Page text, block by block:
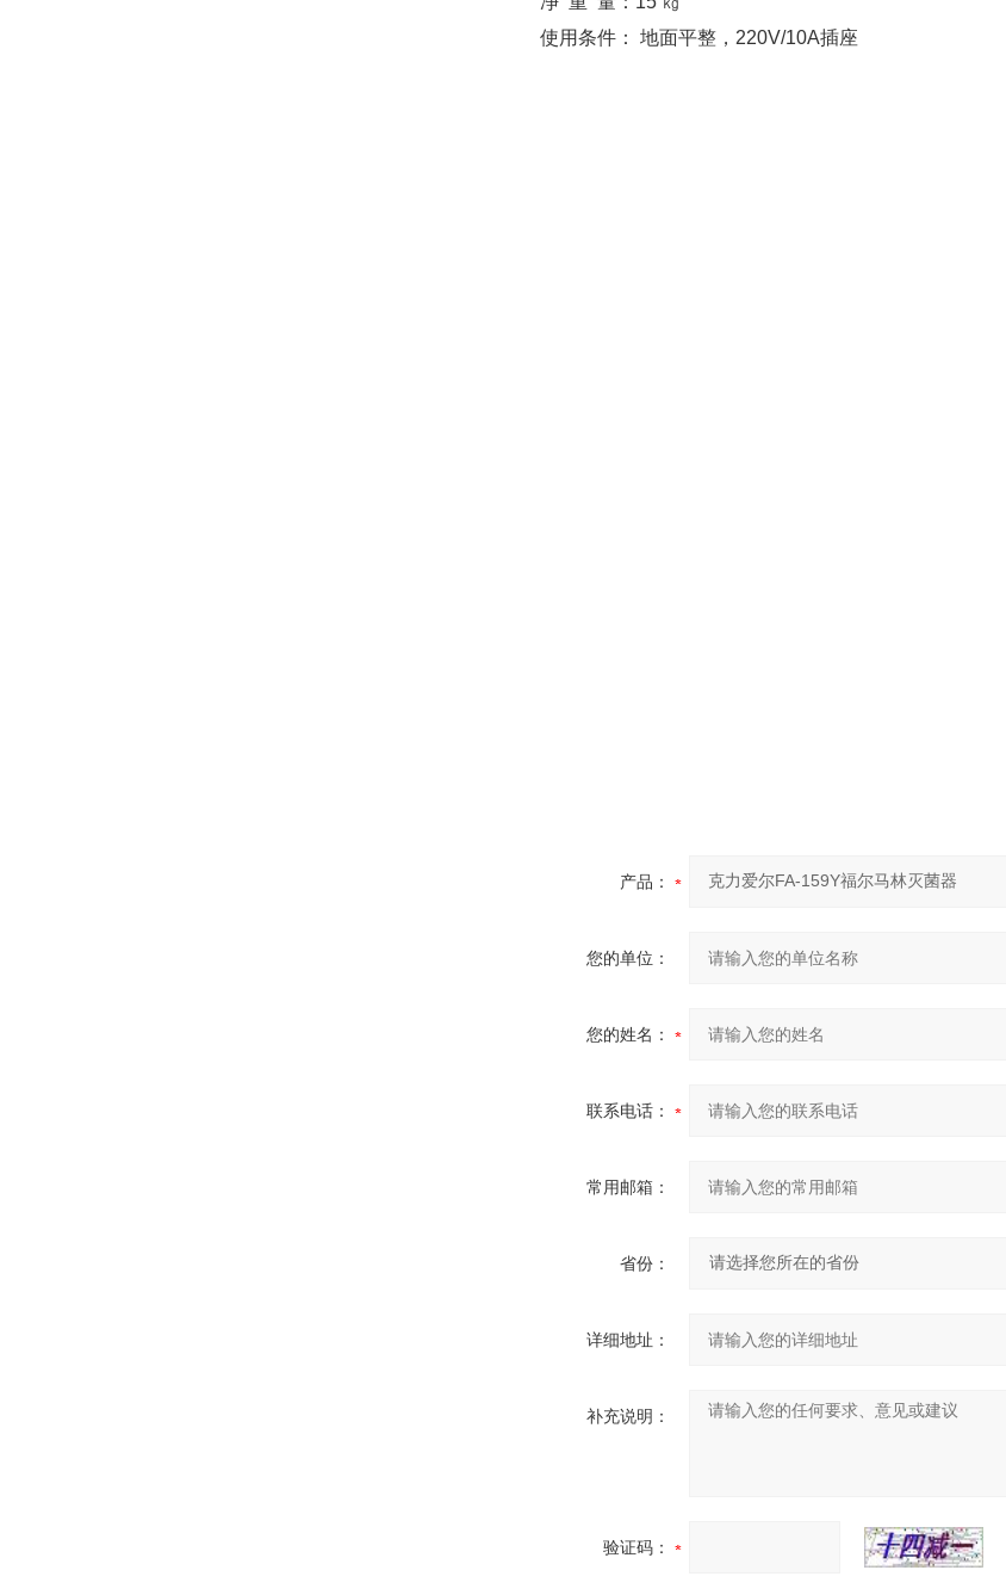
使用条件： 地面平整，220V/10A插座
产品：
您的单位：
您的姓名：
联系电话：
常用邮箱：
省份：
详细地址：
补充说明：
验证码：